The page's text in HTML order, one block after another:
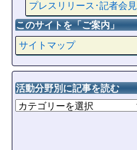
プレスリリース･記者会見
このサイトを「ご案内」
サイトマップ
活動分野別に記事を読む